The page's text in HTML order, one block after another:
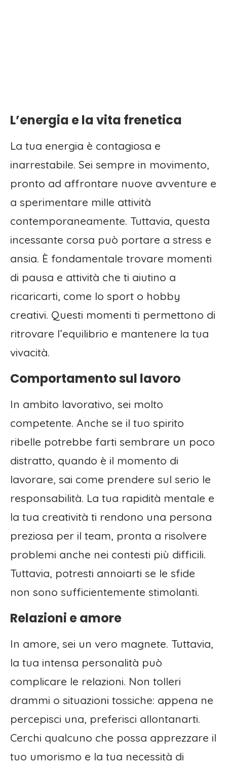
L’energia e la vita frenetica
La tua energia è contagiosa e
inarrestabile. Sei sempre in movimento,
pronto ad affrontare nuove avventure e
a sperimentare mille attività
contemporaneamente. Tuttavia, questa
incessante corsa può portare a stress e
ansia. È fondamentale trovare momenti
di pausa e attività che ti aiutino a
ricaricarti, come lo sport o hobby
creativi. Questi momenti ti permettono di
ritrovare l’equilibrio e mantenere la tua
vivacità.
Comportamento sul lavoro
In ambito lavorativo, sei molto
competente. Anche se il tuo spirito
ribelle potrebbe farti sembrare un poco
distratto, quando è il momento di
lavorare, sai come prendere sul serio le
responsabilità. La tua rapidità mentale e
la tua creatività ti rendono una persona
preziosa per il team, pronta a risolvere
problemi anche nei contesti più difficili.
Tuttavia, potresti annoiarti se le sfide
non sono sufficientemente stimolanti.
Relazioni e amore
In amore, sei un vero magnete. Tuttavia,
la tua intensa personalità può
complicare le relazioni. Non tolleri
drammi o situazioni tossiche: appena ne
percepisci una, preferisci allontanarti.
Cerchi qualcuno che possa apprezzare il
tuo umorismo e la tua necessità di